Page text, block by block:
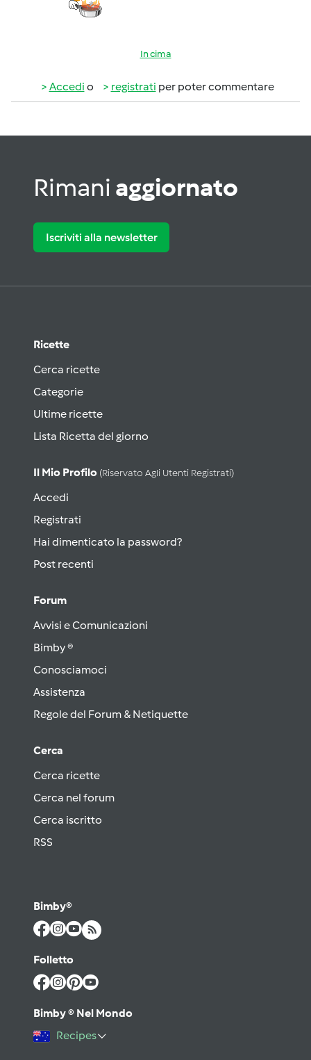
In cima
Accedi o registrati per poter commentare
Rimani aggiornato
Iscriviti alla newsletter
Ricette
Cerca ricette
Categorie
Ultime ricette
Lista Ricetta del giorno
Il Mio Profilo (riservato Agli Utenti Registrati)
Accedi
Registrati
Hai dimenticato la password?
Post recenti
Forum
Avvisi e Comunicazioni
Bimby ®
Conosciamoci
Assistenza
Regole del Forum & Netiquette
Cerca
Cerca ricette
Cerca nel forum
Cerca iscritto
RSS
Bimby®
Folletto
Bimby ® Nel Mondo
Recipes